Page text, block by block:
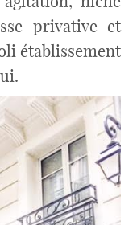
privative et
établissement